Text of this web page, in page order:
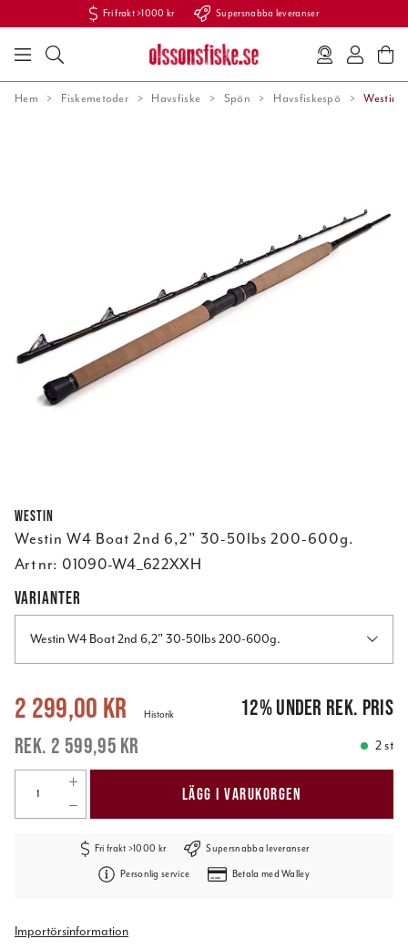
Fri frakt >1000 kr Supersnabba leveranser
Hem Fiskemetoder Havsfiske Spön Havsfiskespö Westin
Westin
Westin W4 Boat 2nd 6,2" 30-50lbs 200-600g.
Art nr: 01090-W4_622XXH
VARIANTER
Westin W4 Boat 2nd 6,2" 30-50lbs 200-600g.
Nuvarande pris: 2 299,00 kr 2 599,95 kr
2 299,00 kr
2 599,95 kr
Historik 12%under rek. pris
2 st
LÄGG I VARUKORGEN
Fri frakt >1000 kr Supersnabba leveranser
Personlig service Betala med Walley
Importörsinformation